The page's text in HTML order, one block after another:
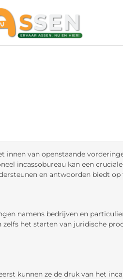
innen van openstaande
incassobureau kan een
en antwoorden biedt
namens bedrijven en
het starten van juridische
kunnen ze de druk van het